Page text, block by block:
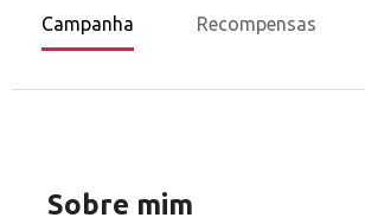
Campanha Recompensas
Sobre mim